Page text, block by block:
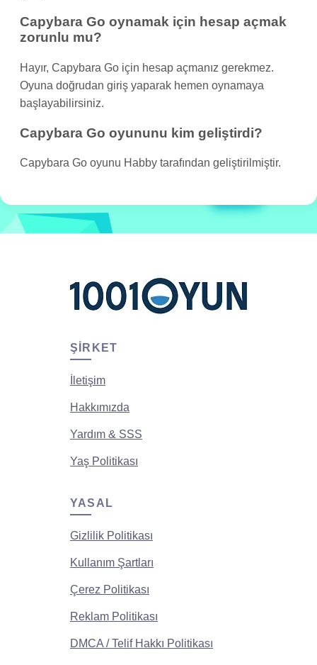
Capybara Go oynamak için hesap açmak
zorunlu mu?
Hayır, Capybara Go için hesap açmanız gerekmez.
Oyuna doğrudan giriş yaparak hemen oynamaya
başlayabilirsiniz.
Capybara Go oyununu kim geliştirdi?
Capybara Go oyunu Habby tarafından geliştirilmiştir.
ŞIRKET
İletişim
Hakkımızda
Yardım & SSS
Yaş Politikası
YASAL
Gizlilik Politikası
Kullanım Şartları
Çerez Politikası
Reklam Politikası
DMCA / Telif Hakkı Politikası